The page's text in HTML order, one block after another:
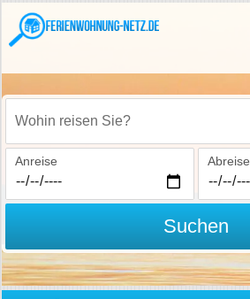
Wohin reisen Sie?
Anreise Abreise
Suchen